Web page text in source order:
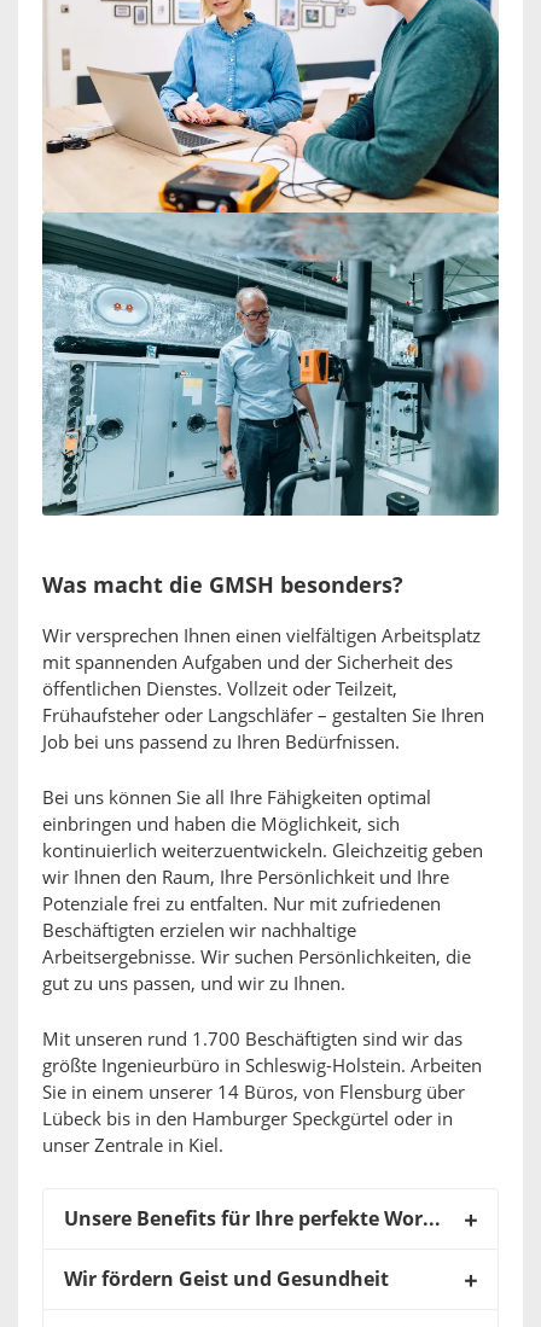
Was macht die GMSH besonders?
Wir versprechen Ihnen einen vielfältigen Arbeitsplatz
mit spannenden Aufgaben und der Sicherheit des
öffentlichen Dienstes. Vollzeit oder Teilzeit,
Frühaufsteher oder Langschläfer – gestalten Sie Ihren
Job bei uns passend zu Ihren Bedürfnissen.
Bei uns können Sie all Ihre Fähigkeiten optimal
einbringen und haben die Möglichkeit, sich
kontinuierlich weiterzuentwickeln. Gleichzeitig geben
wir Ihnen den Raum, Ihre Persönlichkeit und Ihre
Potenziale frei zu entfalten. Nur mit zufriedenen
Beschäftigten erzielen wir nachhaltige
Arbeitsergebnisse. Wir suchen Persönlichkeiten, die
gut zu uns passen, und wir zu Ihnen.
Mit unseren rund 1.700 Beschäftigten sind wir das
größte Ingenieurbüro in Schleswig-Holstein. Arbeiten
Sie in einem unserer 14 Büros, von Flensburg über
Lübeck bis in den Hamburger Speckgürtel oder in
unser Zentrale in Kiel.
Unsere Benefits für Ihre perfekte Work-Life-Balance
Wir fördern Geist und Gesundheit